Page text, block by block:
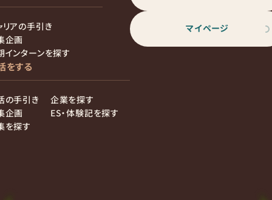
リアの手引き
企画
インターンを探す
をする
の手引き
企画
を探す
企業を探す
ES・体験記を探す
マイページ